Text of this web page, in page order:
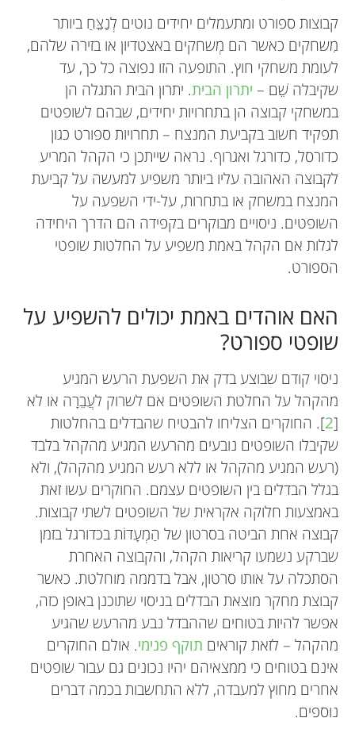
קבוצות ספורט ומתעמלים יחידים נוטים לְנַצֵּחַ ביותר
מִשחקים כאשר הם מְשחקים באצטדיון או בזירה שלהם,
לעומת משחקי חוץ. התופעה הזו נפוצה כל כך, עד
שקיבלה שֵׁם – יתרון הבית. יתרון הבית התגלה הן
במשחקי קבוצה הן בתחרויות יחידים, שבהם לשופטים
תפקיד חשוב בקביעת המנצח – תחרויות ספורט כגון
כדורסל, כדורגל ואגרוף. נראה שייתכן כי הקהל המריע
לקבוצה האהובה עליו ביותר משפיע למעשה על קביעת
המנצח במשחק או בתחרות, על-ידי השפעה על
השופטים. ניסויים מבוקרים בקפידה הם הדרך היחידה
לגלות אם הקהל באמת משפיע על החלטות שופטי
הספורט.
האם אוהדים באמת יכולים להשפיע על
שופטי ספורט?
ניסוי קודם שבוצע בדק את השפעת הרעש המגיע
מהקהל על החלטת השופטים אם לשרוק לעֲבֵרָה או לא
[
2]. החוקרים הצליחו להבטיח שהבדלים בהחלטות
שקיבלו השופטים נובעים מהרעש המגיע מהקהל בלבד
(רעש המגיע מהקהל או ללא רעש המגיע מהקהל), ולא
בגלל הבדלים בין השופטים עצמם. החוקרים עשו זאת
באמצעות חלוקה אקראית של השופטים לשתי קבוצות.
קבוצה אחת הביטה בסרטון של הַמְעָדוֹת בכדורגל בזמן
שברקע נשמעו קריאות הקהל, והקבוצה האחרת
הסתכלה על אותו סרטון, אבל בדממה מוחלטת. כאשר
קבוצת מחקר מוצאת הבדלים בניסוי שתוכנן באופן כזה,
אפשר להיות בטוחים שההבדל נבע מהרעש שהגיע
מהקהל – לזאת קוראים תוקף פנימי. אולם החוקרים
אינם בטוחים כי ממצאיהם יהיו נכונים גם עבור שופטים
אחרים מחוץ למעבדה, ללא התחשבות בכמה דברים
נוספים.